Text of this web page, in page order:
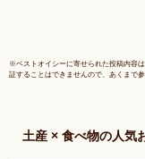
※ベストオイシーに寄せられた投稿内容
証することはできませんので、あくまで
土産 × 食べ物の人気